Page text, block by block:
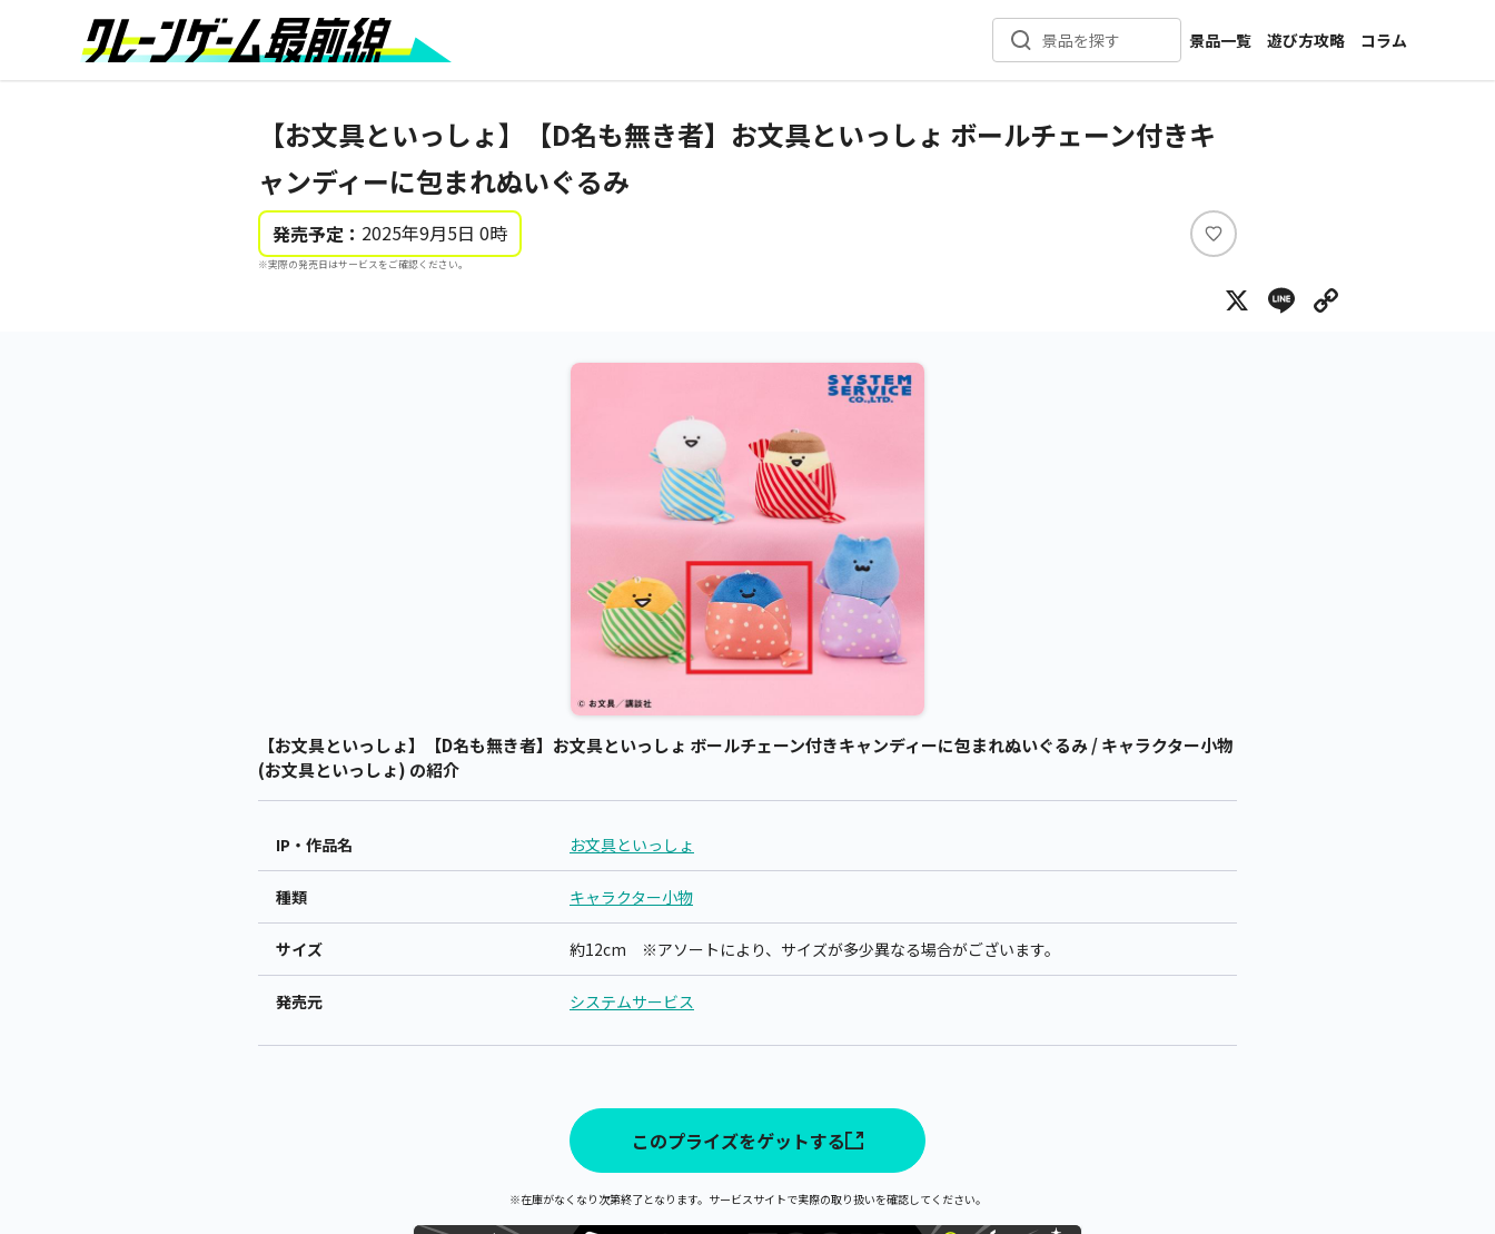
景品を探す
景品一覧
新着景品
カテゴリ一覧
遊び方攻略
コラム
インタビュー
【お文具といっしょ】【D名も無き者】お文具といっしょ ボールチェーン付きキ
ャンディーに包まれぬいぐるみ
発売予定： 2025年9月5日 0時
※実際の発売日はサービスをご確認ください。
い
ね
X Line
【お文具といっしょ】【D名も無き者】お文具といっしょ ボールチェーン付きキャンディーに包まれぬいぐるみ / キャラクター小物
(お文具といっしょ) の紹介
IP・作品名 お文具といっしょ
種類 キャラクター小物
サイズ 約12cm ※アソートにより、サイズが多少異なる場合がございます。
発売元 システムサービス
このプライズをゲットする
※在庫がなくなり次第終了となります。サービスサイトで実際の取り扱いを確認してください。